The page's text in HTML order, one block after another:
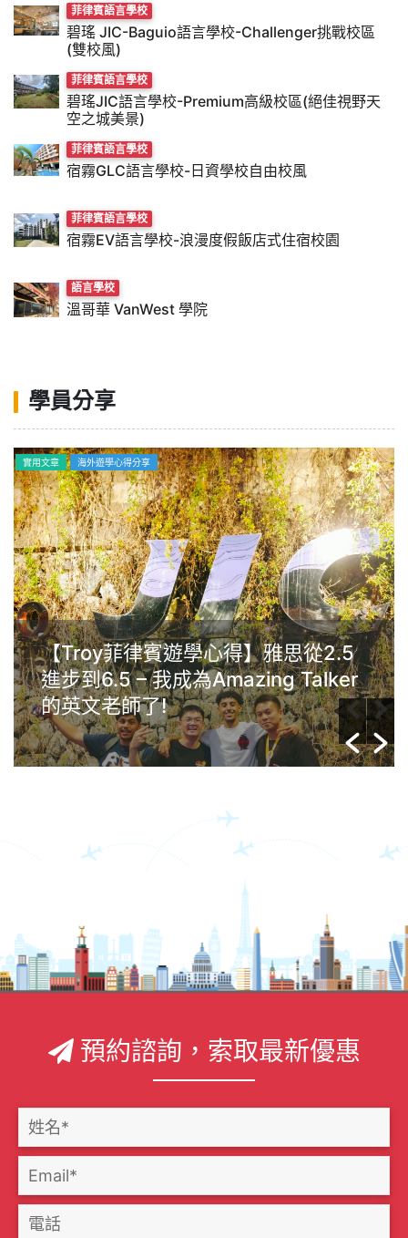
菲律賓語言學校
碧瑤 JIC-Baguio語言學校-Challenger挑戰校區
(雙校風)
菲律賓語言學校
碧瑤JIC語言學校-Premium高級校區(絕佳視野天
空之城美景)
菲律賓語言學校
宿霧GLC語言學校-日資學校自由校風
菲律賓語言學校
宿霧EV語言學校-浪漫度假飯店式住宿校園
語言學校
溫哥華 VanWest 學院
學員分享
實用文章 海外遊學心得分享
【Troy菲律賓遊學心得】雅思從2.5
進步到6.5 – 我成為Amazing Talker
的英文老師了!
預約諮詢，索取最新優惠